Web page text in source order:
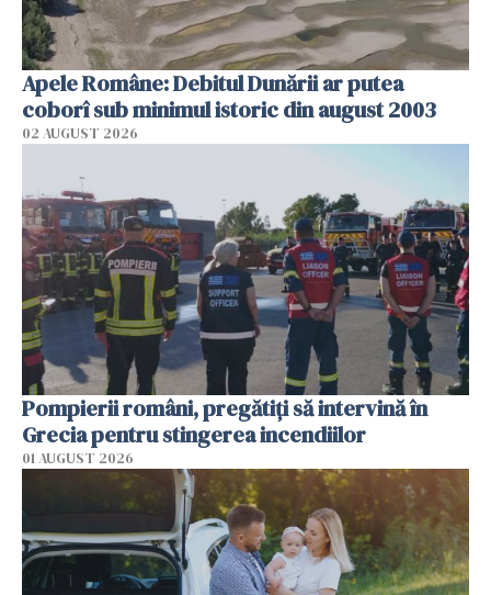
Apele Române: Debitul Dunării ar putea
coborî sub minimul istoric din august 2003
02 AUGUST 2026
Pompierii români, pregătiţi să intervină în
Grecia pentru stingerea incendiilor
01 AUGUST 2026